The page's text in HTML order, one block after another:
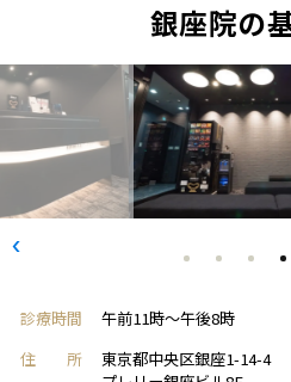
銀座院の
診療時間
午前11時～午後8時
住 所
東京都中央区銀座1-14-4